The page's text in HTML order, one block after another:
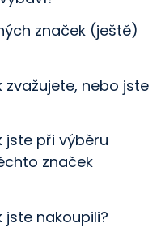
značek (ještě)
zvažujete, nebo jste
jste při výběru
značek
jste nakoupili?